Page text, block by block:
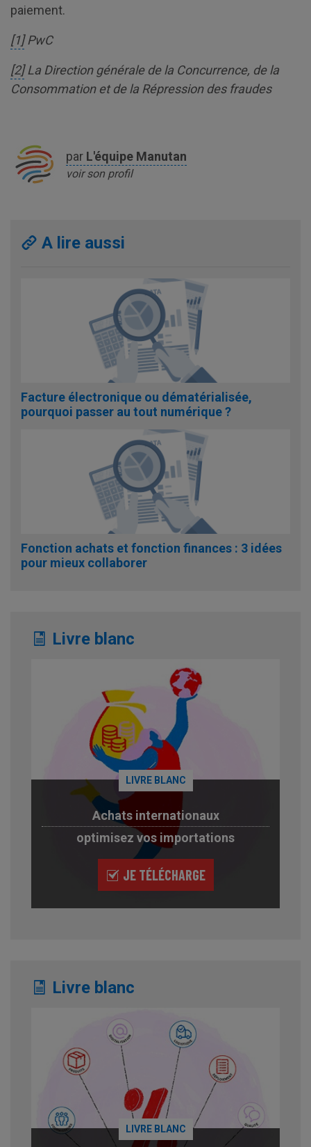
paiement.
[1]PwC
[2]La Direction générale de la Concurrence, de la
Consommation et de la Répression des fraudes
par L'équipe Manutan
voir son profil
A lire aussi
Facture électronique ou dématérialisée,
pourquoi passer au tout numérique ?
Fonction achats et fonction finances : 3 idées
pour mieux collaborer
Livre blanc
LIVRE BLANC
Achats internationaux
optimisez vos importations
JE TÉLÉCHARGE
Livre blanc
LIVRE BLANC